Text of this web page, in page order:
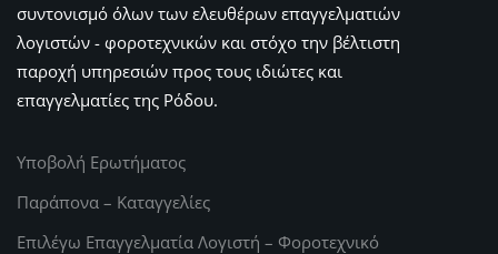
συντονισμό όλων των ελευθέρων επαγγελματιών
λογιστών - φοροτεχνικών και στόχο την βέλτιστη
παροχή υπηρεσιών προς τους ιδιώτες και
επαγγελματίες της Ρόδου.
Υποβολή Ερωτήματος
Παράπονα – Καταγγελίες
Επιλέγω Επαγγελματία Λογιστή – Φοροτεχνικό